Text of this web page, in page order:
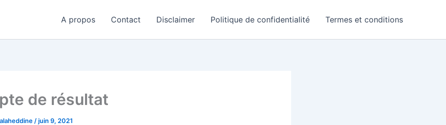
A propos Contact Disclaimer Politique de confidentialité Termes et conditions
de résultat
/juin 9, 2021